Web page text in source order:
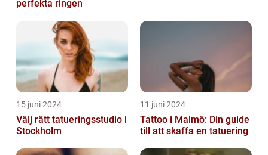
perfekta ringen
15 juni 2024
Välj rätt tatueringsstudio i
Stockholm
11 juni 2024
Tattoo i Malmö: Din guide
till att skaffa en tatuering